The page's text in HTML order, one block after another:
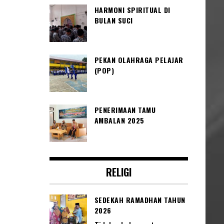
HARMONI SPIRITUAL DI
BULAN SUCI
PEKAN OLAHRAGA PELAJAR
(POP)
PENERIMAAN TAMU
AMBALAN 2025
RELIGI
SEDEKAH RAMADHAN TAHUN
2026